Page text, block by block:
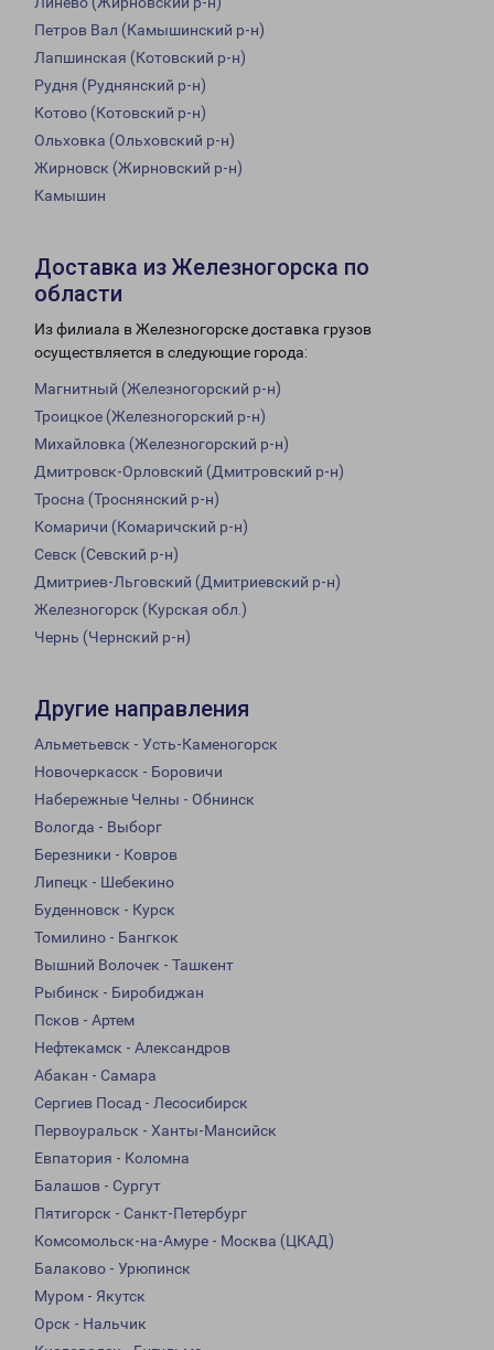
Петров Вал (Камышинский р-н)
Лапшинская (Котовский р-н)
Рудня (Руднянский р-н)
Котово (Котовский р-н)
Ольховка (Ольховский р-н)
Жирновск (Жирновский р-н)
Камышин
Доставка из Железногорска по
области
Из филиала в Железногорске доставка грузов
осуществляется в следующие города:
Магнитный (Железногорский р-н)
Троицкое (Железногорский р-н)
Михайловка (Железногорский р-н)
Дмитровск-Орловский (Дмитровский р-н)
Тросна (Троснянский р-н)
Комаричи (Комаричский р-н)
Севск (Севский р-н)
Дмитриев-Льговский (Дмитриевский р-н)
Железногорск (Курская обл.)
Чернь (Чернский р-н)
Другие направления
Альметьевск - Усть-Каменогорск
Новочеркасск - Боровичи
Набережные Челны - Обнинск
Вологда - Выборг
Березники - Ковров
Липецк - Шебекино
Буденновск - Курск
Томилино - Бангкок
Вышний Волочек - Ташкент
Рыбинск - Биробиджан
Псков - Артем
Нефтекамск - Александров
Абакан - Самара
Сергиев Посад - Лесосибирск
Первоуральск - Ханты-Мансийск
Евпатория - Коломна
Балашов - Сургут
Пятигорск - Санкт-Петербург
Комсомольск-на-Амуре - Москва (ЦКАД)
Балаково - Урюпинск
Муром - Якутск
Орск - Нальчик